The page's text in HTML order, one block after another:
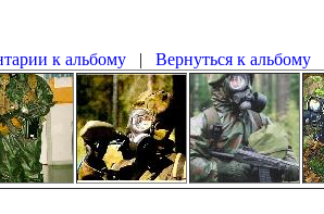
| Вернуться к альбому